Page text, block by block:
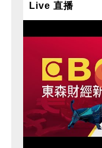
Live 直播